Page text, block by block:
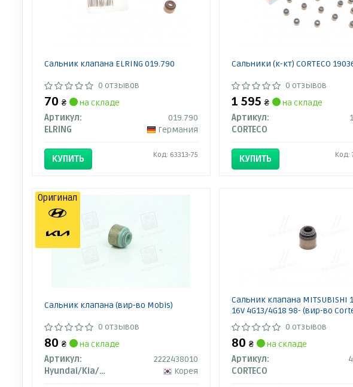
Сальник клапана ELRING 019.790
0 отзывов
70 ₴
на складе
Артикул:
019.790
ELRING
Германия
КУПИТЬ Код: 63313-75
Сальники (к-кт) CORTECO
0 отзывов
1 595 ₴
на складе
Артикул:
CORTECO
КУПИТЬ Код:
Сальник клапана (вир-во Mobis)
0 отзывов
80 ₴
на складе
Артикул:
2222438010
Hyundai/Kia/Mobis
Корея
Оригинал
Сальник клапана MITSUBISHI
16V 4G13/4G18 98- (вир-во
0 отзывов
80 ₴
на складе
Артикул:
CORTECO